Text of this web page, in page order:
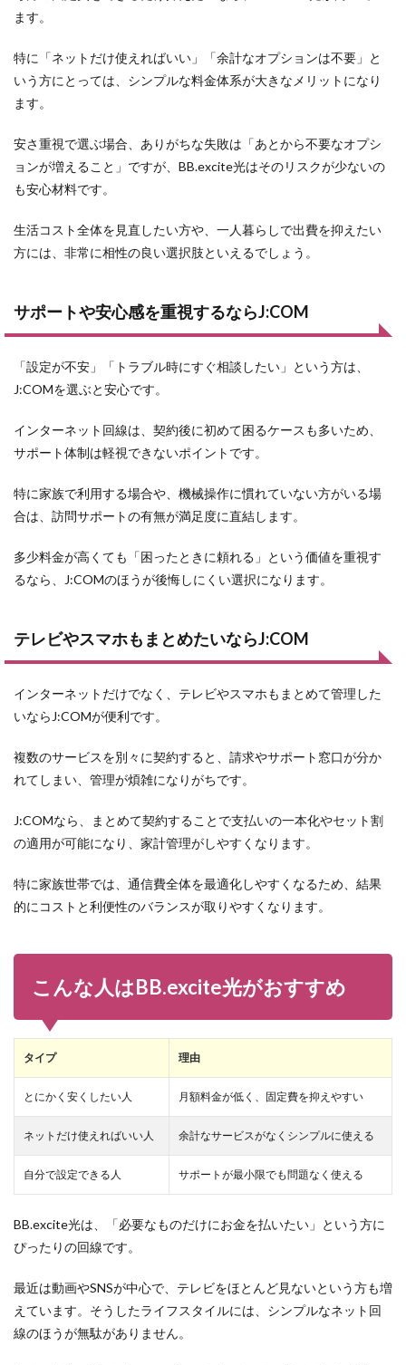
ます。
特に「ネットだけ使えればいい」「余計なオプションは不要」と
いう方にとっては、シンプルな料金体系が大きなメリットになり
ます。
安さ重視で選ぶ場合、ありがちな失敗は「あとから不要なオプシ
ョンが増えること」ですが、BB.excite光はそのリスクが少ないの
も安心材料です。
生活コスト全体を見直したい方や、一人暮らしで出費を抑えたい
方には、非常に相性の良い選択肢といえるでしょう。
サポートや安心感を重視するならJ:COM
「設定が不安」「トラブル時にすぐ相談したい」という方は、
J:COMを選ぶと安心です。
インターネット回線は、契約後に初めて困るケースも多いため、
サポート体制は軽視できないポイントです。
特に家族で利用する場合や、機械操作に慣れていない方がいる場
合は、訪問サポートの有無が満足度に直結します。
多少料金が高くても「困ったときに頼れる」という価値を重視す
るなら、J:COMのほうが後悔しにくい選択になります。
テレビやスマホもまとめたいならJ:COM
インターネットだけでなく、テレビやスマホもまとめて管理した
いならJ:COMが便利です。
複数のサービスを別々に契約すると、請求やサポート窓口が分か
れてしまい、管理が煩雑になりがちです。
J:COMなら、まとめて契約することで支払いの一本化やセット割
の適用が可能になり、家計管理がしやすくなります。
特に家族世帯では、通信費全体を最適化しやすくなるため、結果
的にコストと利便性のバランスが取りやすくなります。
こんな人はBB.excite光がおすすめ
タイプ 理由
とにかく安くしたい人 月額料金が低く、固定費を抑えやすい
ネットだけ使えればいい人 余計なサービスがなくシンプルに使える
自分で設定できる人 サポートが最小限でも問題なく使える
BB.excite光は、「必要なものだけにお金を払いたい」という方に
ぴったりの回線です。
最近は動画やSNSが中心で、テレビをほとんど見ないという方も増
えています。そうしたライフスタイルには、シンプルなネット回
線のほうが無駄がありません。